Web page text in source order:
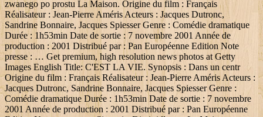
zwanego po prostu La Maison. Origine du film : Français
Réalisateur : Jean-Pierre Améris Acteurs : Jacques Dutronc,
Sandrine Bonnaire, Jacques Spiesser Genre : Comédie dramatique
Durée : 1h53min Date de sortie : 7 novembre 2001 Année de
production : 2001 Distribué par : Pan Européenne Edition Note
presse : … Get premium, high resolution news photos at Getty
Images English Title: C'EST LA VIE. Synopsis : Dans un centr
Origine du film : Français Réalisateur : Jean-Pierre Améris Acteurs :
Jacques Dutronc, Sandrine Bonnaire, Jacques Spiesser Genre :
Comédie dramatique Durée : 1h53min Date de sortie : 7 novembre
2001 Année de production : 2001 Distribué par : Pan Européenne